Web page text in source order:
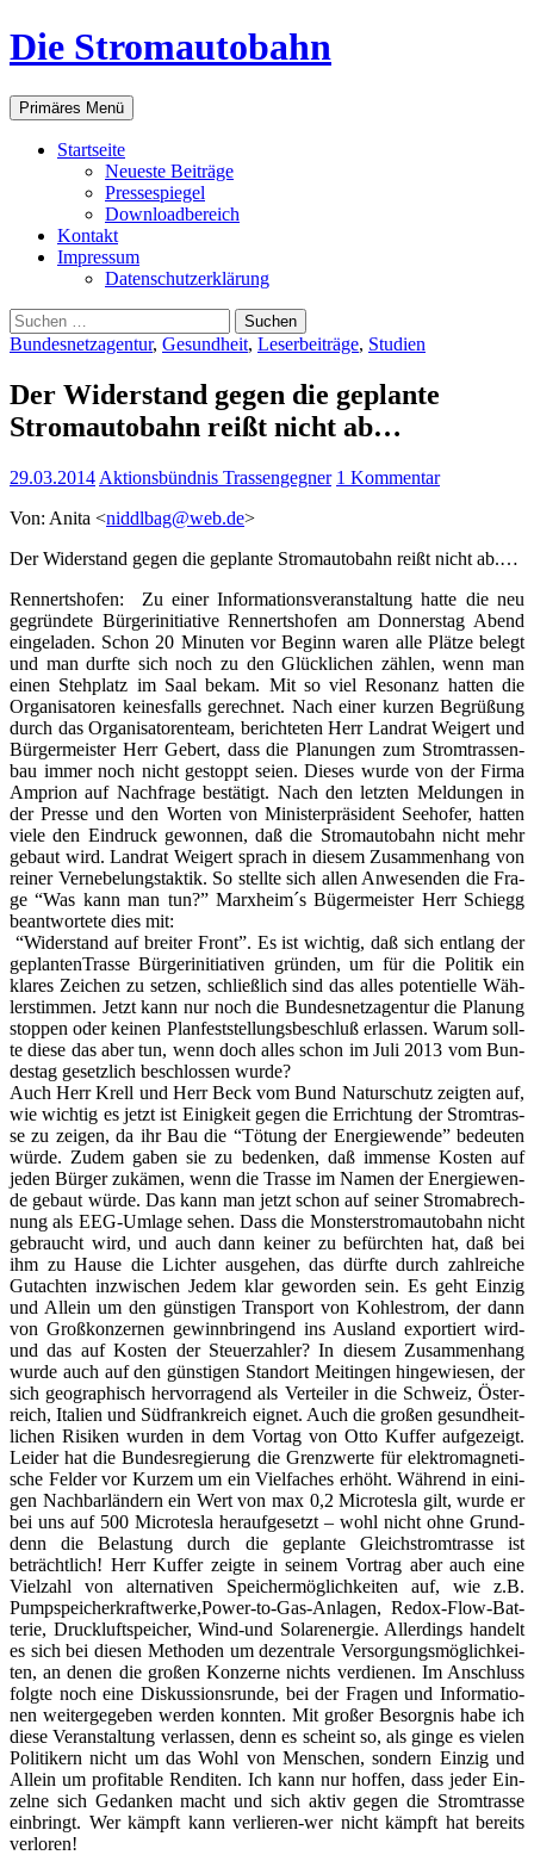
Zum
Inhalt
Die Stromautobahn
Suchen
Primäres Menü
Start­sei­te
Neu­es­te Beiträge
Pres­se­spie­gel
Down­load­be­reich
Kon­takt
Impres­sum
Daten­schutz­er­klä­rung
Suchen
nach:
Bundesnetzagentur, Gesundheit, Leserbeiträge, Studien
Der Wider­stand gegen die geplan­te
Strom­au­to­bahn reißt nicht ab…
29.03.2014 Aktionsbündnis Trassengegner 1 Kommentar
Von: Ani­ta <niddlbag@web.de>
Der Wider­stand gegen die geplan­te Strom­au­to­bahn reißt nicht ab.…
Ren­nerts­ho­fen: Zu einer Infor­ma­ti­ons­ver­an­stal­tung hat­te die neu
gegrün­de­te Bür­ger­initia­ti­ve Ren­nerts­ho­fen am Don­ners­tag Abend
ein­ge­la­den. Schon 20 Minu­ten vor Beginn waren alle Plät­ze belegt
und man durf­te sich noch zu den Glück­li­chen zäh­len, wenn man
einen Steh­platz im Saal bekam. Mit so viel Reso­nanz hat­ten die
Orga­ni­sa­to­ren kei­nes­falls gerech­net. Nach einer kur­zen Begrü­ßung
durch das Orga­ni­sa­to­ren­team, berich­te­ten Herr Land­rat Wei­gert und
Bür­ger­meis­ter Herr Gebert, dass die Pla­nun­gen zum Strom­tras­sen­
bau immer noch nicht gestoppt sei­en. Die­ses wur­de von der Fir­ma
Ampri­on auf Nach­fra­ge bestä­tigt. Nach den letz­ten Mel­dun­gen in
der Pres­se und den Wor­ten von Minis­ter­prä­si­dent See­ho­fer, hat­ten
vie­le den Ein­druck gewon­nen, daß die Strom­au­to­bahn nicht mehr
gebaut wird. Land­rat Wei­gert sprach in die­sem Zusam­men­hang von
rei­ner Ver­ne­be­lungs­tak­tik. So stell­te sich allen Anwe­sen­den die Fra­
ge “Was kann man tun?” Marxheim´s Büger­meis­ter Herr Schiegg
beant­wor­te­te dies mit:
“Wider­stand auf brei­ter Front”. Es ist wich­tig, daß sich ent­lang der
geplan­ten­Tras­se Bür­ger­initia­ti­ven grün­den, um für die Poli­tik ein
kla­res Zei­chen zu set­zen, schließ­lich sind das alles poten­ti­el­le Wäh­
ler­stim­men. Jetzt kann nur noch die Bun­des­netz­agen­tur die Pla­nung
stop­pen oder kei­nen Plan­fest­stel­lungs­be­schluß erlas­sen. War­um soll­
te die­se das aber tun, wenn doch alles schon im Juli 2013 vom Bun­
des­tag gesetz­lich beschlos­sen wur­de?
Auch Herr Krell und Herr Beck vom Bund Natur­schutz zeig­ten auf,
wie wich­tig es jetzt ist Einig­keit gegen die Errich­tung der Strom­tras­
se zu zei­gen, da ihr Bau die “Tötung der Ener­gie­wen­de” bedeu­ten
wür­de. Zudem gaben sie zu beden­ken, daß immense Kos­ten auf
jeden Bür­ger zukä­men, wenn die Tras­se im Namen der Ener­gie­wen­
de gebaut wür­de. Das kann man jetzt schon auf sei­ner Strom­ab­rech­
nung als EEG-Umla­ge sehen. Dass die Mons­ter­strom­au­to­bahn nicht
gebraucht wird, und auch dann kei­ner zu befürch­ten hat, daß bei
ihm zu Hau­se die Lich­ter aus­ge­hen, das dürf­te durch zahl­rei­che
Gut­ach­ten inzwi­schen Jedem klar gewor­den sein. Es geht Ein­zig
und Allein um den güns­ti­gen Trans­port von Koh­lestrom, der dann
von Groß­kon­zer­nen gewinn­brin­gend ins Aus­land expor­tiert wird-
und das auf Kos­ten der Steu­er­zah­ler? In die­sem Zusam­men­hang
wur­de auch auf den güns­ti­gen Stand­ort Meit­in­gen hin­ge­wie­sen, der
sich geo­gra­phisch her­vor­ra­gend als Ver­tei­ler in die Schweiz, Öster­
reich, Ita­li­en und Süd­frank­reich eig­net. Auch die gro­ßen gesund­heit­
li­chen Risi­ken wur­den in dem Vor­tag von Otto Kuf­fer auf­ge­zeigt.
Lei­der hat die Bun­des­re­gie­rung die Grenz­wer­te für elek­tro­ma­gne­ti­
sche Fel­der vor Kur­zem um ein Viel­fa­ches erhöht. Wäh­rend in eini­
gen Nach­bar­län­dern ein Wert von max 0,2 Micro­tes­la gilt, wur­de er
bei uns auf 500 Micro­tes­la her­auf­ge­setzt – wohl nicht ohne Grund-
denn die Belas­tung durch die geplan­te Gleich­strom­tras­se ist
beträcht­lich! Herr Kuf­fer zeig­te in sei­nem Vor­trag aber auch eine
Viel­zahl von alter­na­ti­ven Spei­cher­mög­lich­kei­ten auf, wie z.B.
Pumpspeicherkraftwerke,Power-to-Gas-Anlagen, Redox-Flow-Bat­
te­rie, Druck­luft­spei­cher, Wind-und Solar­ener­gie. Aller­dings han­delt
es sich bei die­sen Metho­den um dezen­tra­le Ver­sor­gungs­mög­lich­kei­
ten, an denen die gro­ßen Kon­zer­ne nichts ver­die­nen. Im Anschluss
folg­te noch eine Dis­kus­si­ons­run­de, bei der Fra­gen und Infor­ma­tio­
nen wei­ter­ge­ge­ben wer­den konn­ten. Mit gro­ßer Besorg­nis habe ich
die­se Ver­an­stal­tung ver­las­sen, denn es scheint so, als gin­ge es vie­len
Poli­ti­kern nicht um das Wohl von Men­schen, son­dern Ein­zig und
Allein um pro­fi­ta­ble Ren­di­ten. Ich kann nur hof­fen, dass jeder Ein­
zel­ne sich Gedan­ken macht und sich aktiv gegen die Strom­tras­se
ein­bringt. Wer kämpft kann ver­lie­ren-wer nicht kämpft hat bereits
verloren!